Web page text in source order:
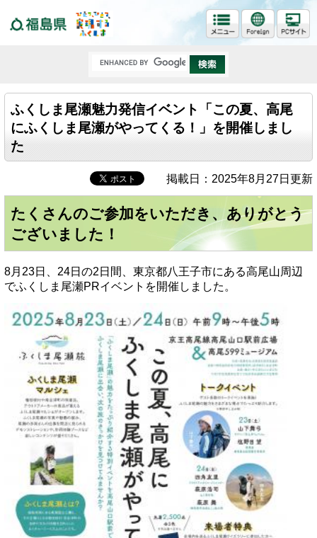
ふくしま尾瀬魅力発信イベント「この夏、高尾
にふくしま尾瀬がやってくる！」を開催しまし
た
掲載日：2025年8月27日更新
たくさんのご参加をいただき、ありがとう
ございました！
8月23日、24日の2日間、東京都八王子市にある高尾山周辺
でふくしま尾瀬PRイベントを開催しました。